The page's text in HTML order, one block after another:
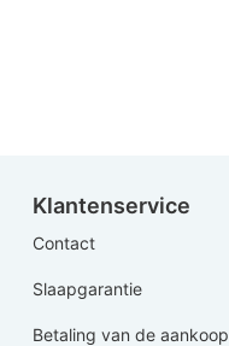
Klantenservice
Contact
Slaapgarantie
Betaling van de aankoop